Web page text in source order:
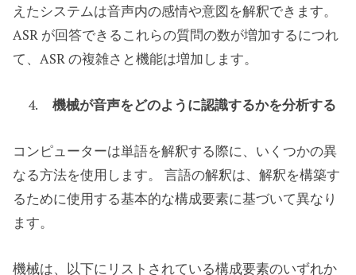
えたシステムは音声内の感情や意図を解釈できます。
ASR が回答できるこれらの質問の数が増加するにつれ
て、ASR の複雑さと機能は増加します。
機械が音声をどのように認識するかを分析する
コンピューターは単語を解釈する際に、いくつかの異
なる方法を使用します。 言語の解釈は、解釈を構築す
るために使用する基本的な構成要素に基づいて異なり
ます。
機械は、以下にリストされている構成要素のいずれか